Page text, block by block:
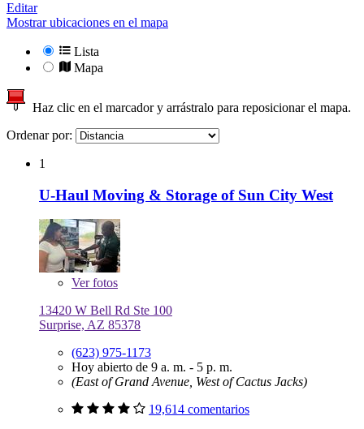
Editar
Mostrar ubicaciones en el mapa
Lista
Mapa
Haz clic en el marcador y arrástralo para reposicionar el mapa.
Ordenar por:
1
U-Haul Moving & Storage of Sun City West
Verfotos
13420 W Bell Rd Ste 100
Surprise, AZ 85378
(623) 975-1173
Hoy abierto de 9 a. m. - 5 p. m.
(East of Grand Avenue, West of Cactus Jacks)
19,614 comentarios